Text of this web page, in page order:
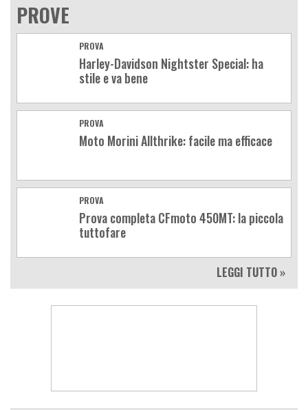
PROVE
PROVA
Harley-Davidson Nightster Special: ha
stile e va bene
PROVA
Moto Morini Allthrike: facile ma efficace
PROVA
Prova completa CFmoto 450MT: la piccola
tuttofare
LEGGI TUTTO »